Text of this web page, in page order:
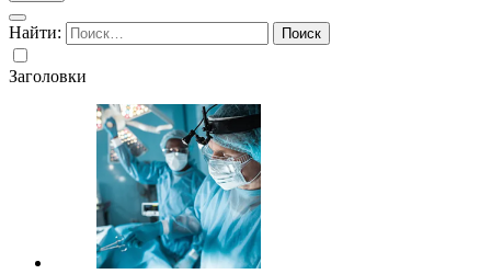
Найти:
Заголовки